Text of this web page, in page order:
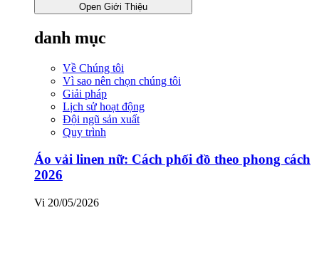
Open Giới Thiệu
danh mục
Về Chúng tôi
Vì sao nên chọn chúng tôi
Giải pháp
Lịch sử hoạt động
Đội ngũ sản xuất
Quy trình
Áo vải linen nữ: Cách phối đồ theo phong cách
2026
Vi 20/05/2026